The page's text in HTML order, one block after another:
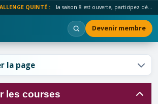
QUINTÉ : la saison 8 est ouverte, participez dès maintenant !
Devenir membre
la page
les courses
l'affichage ?